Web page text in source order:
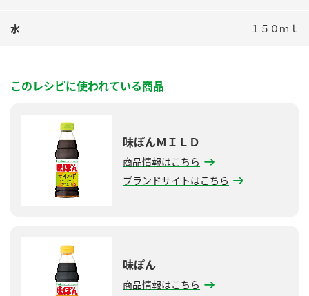
水 １５０ｍｌ
このレシピに使われている商品
味ぽんＭＩＬＤ
商品情報はこちら
ブランドサイトはこちら
味ぽん
商品情報はこちら